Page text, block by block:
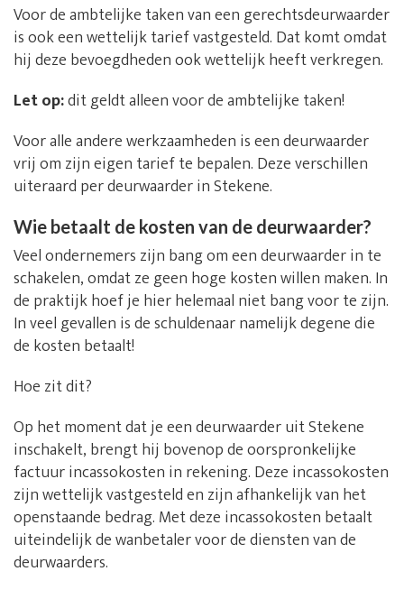
Voor de ambtelijke taken van een gerechtsdeurwaarder
is ook een wettelijk tarief vastgesteld. Dat komt omdat
hij deze bevoegdheden ook wettelijk heeft verkregen.
Let op:dit geldt alleen voor de ambtelijke taken!
Voor alle andere werkzaamheden is een deurwaarder
vrij om zijn eigen tarief te bepalen. Deze verschillen
uiteraard per deurwaarder in Stekene.
Wie betaalt de kosten van de deurwaarder?
Veel ondernemers zijn bang om een deurwaarder in te
schakelen, omdat ze geen hoge kosten willen maken. In
de praktijk hoef je hier helemaal niet bang voor te zijn.
In veel gevallen is de schuldenaar namelijk degene die
de kosten betaalt!
Hoe zit dit?
Op het moment dat je een deurwaarder uit Stekene
inschakelt, brengt hij bovenop de oorspronkelijke
factuur incassokosten in rekening. Deze incassokosten
zijn wettelijk vastgesteld en zijn afhankelijk van het
openstaande bedrag. Met deze incassokosten betaalt
uiteindelijk de wanbetaler voor de diensten van de
deurwaarders.